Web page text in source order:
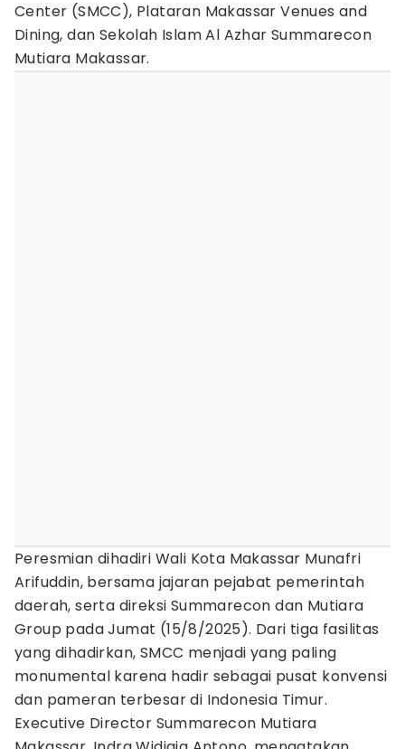
Center (SMCC), Plataran Makassar Venues and
Dining, dan Sekolah Islam Al Azhar Summarecon
Mutiara Makassar.
Peresmian dihadiri Wali Kota Makassar Munafri
Arifuddin, bersama jajaran pejabat pemerintah
daerah, serta direksi Summarecon dan Mutiara
Group pada Jumat (15/8/2025). Dari tiga fasilitas
yang dihadirkan, SMCC menjadi yang paling
monumental karena hadir sebagai pusat konvensi
dan pameran terbesar di Indonesia Timur.
Executive Director Summarecon Mutiara